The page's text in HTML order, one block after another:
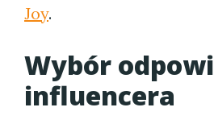
Joy.
Wybór
influencera